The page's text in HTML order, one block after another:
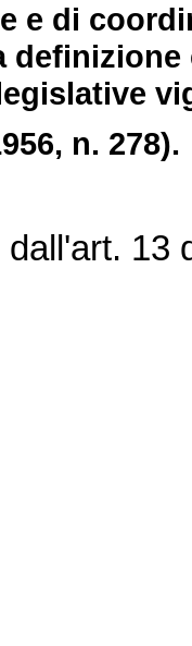
e di
n. 278).
dall'art. 13